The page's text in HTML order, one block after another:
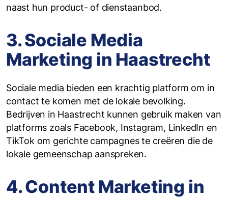
naast hun product- of dienstaanbod.
3. Sociale Media
Marketing in Haastrecht
Sociale media bieden een krachtig platform om in
contact te komen met de lokale bevolking.
Bedrijven in Haastrecht kunnen gebruik maken van
platforms zoals Facebook, Instagram, LinkedIn en
TikTok om gerichte campagnes te creëren die de
lokale gemeenschap aanspreken.
4. Content Marketing in